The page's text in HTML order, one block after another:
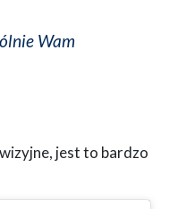
Wam
jest to bardzo